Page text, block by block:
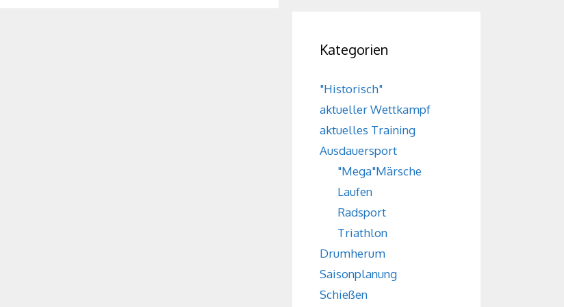
Kategorien
"Historisch"
aktueller Wettkampf
aktuelles Training
Ausdauersport
"Mega"Märsche
Laufen
Radsport
Triathlon
Drumherum
Saisonplanung
Schießen